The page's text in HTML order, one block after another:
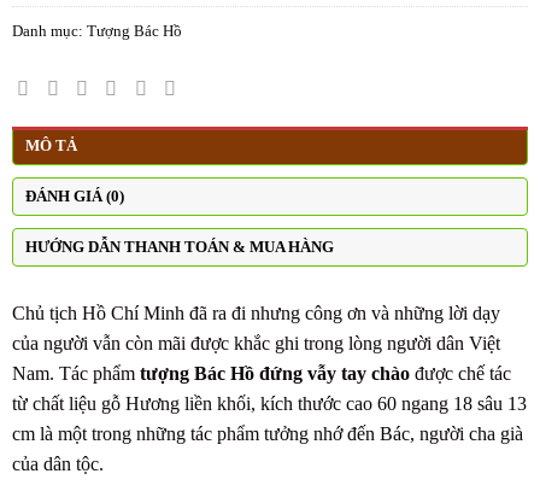
Danh mục: Tượng Bác Hồ
MÔ TẢ
ĐÁNH GIÁ (0)
HƯỚNG DẪN THANH TOÁN & MUA HÀNG
Chủ tịch Hồ Chí Minh đã ra đi nhưng công ơn và những lời dạy
của người vẫn còn mãi được khắc ghi trong lòng người dân Việt
Nam. Tác phẩm tượng Bác Hồ đứng vẫy tay chào được chế tác
từ chất liệu gỗ Hương liền khối, kích thước cao 60 ngang 18 sâu 13
cm là một trong những tác phẩm tưởng nhớ đến Bác, người cha già
của dân tộc.